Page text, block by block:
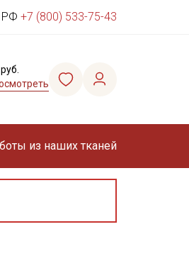
РФ +7 (800) 533-75-43
из наших тканей